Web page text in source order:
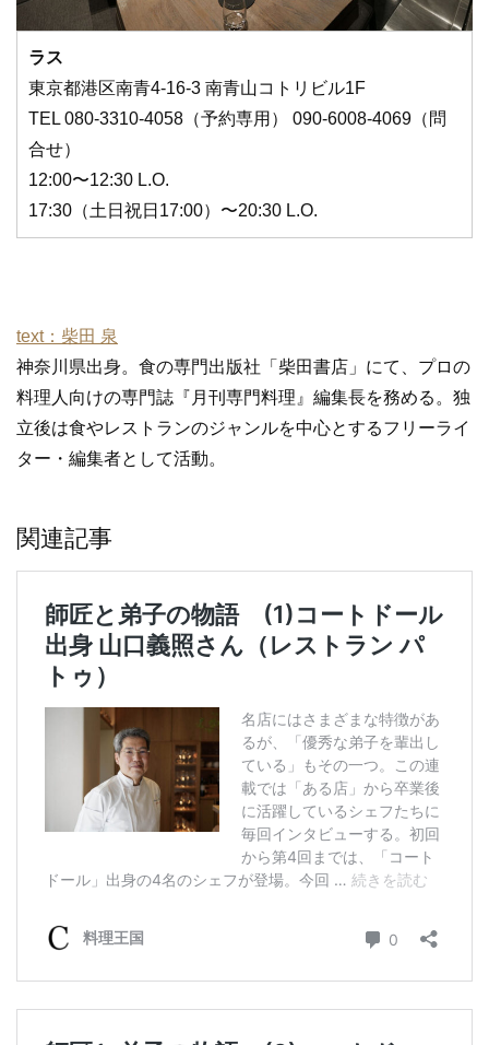
ラス
東京都港区南青4-16-3 南青山コトリビル1F
TEL 080-3310-4058（予約専用） 090-6008-4069（問
合せ）
12:00〜12:30 L.O.
17:30（土日祝日17:00）〜20:30 L.O.
text：柴田 泉
神奈川県出身。食の専門出版社「柴田書店」にて、プロの
料理人向けの専門誌『月刊専門料理』編集長を務める。独
立後は食やレストランのジャンルを中心とするフリーライ
ター・編集者として活動。
関連記事